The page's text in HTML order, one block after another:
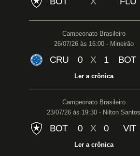
Campeonato Brasileiro
26/07/26 às 16:00 - Mineirão
CRU 0 X 1 BOT
Ler a crônica
Campeonato Brasileiro
23/07/26 às 19:30 - Nilton Santos
BOT 0 X 0 VIT
Ler a crônica